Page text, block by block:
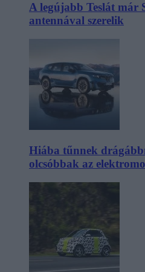
A legújabb Teslát már
antennával szerelik
Hiába tűnnek
olcsóbbak az